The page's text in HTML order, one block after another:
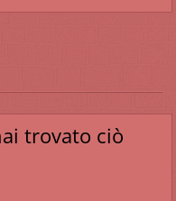
trovato ciò